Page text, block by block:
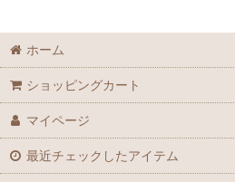
ホーム
ショッピングカート
マイページ
最近チェックしたアイテム